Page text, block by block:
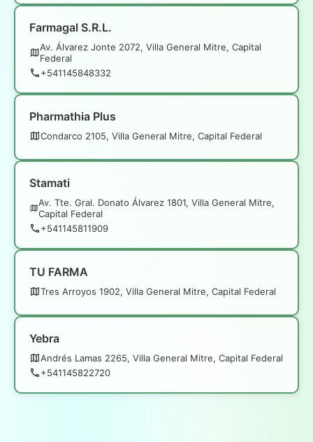
Farmagal S.R.L.
Av. Álvarez Jonte 2072, Villa General Mitre, Capital
Federal
+541145848332
Pharmathia Plus
Condarco 2105, Villa General Mitre, Capital Federal
Stamati
Av. Tte. Gral. Donato Álvarez 1801, Villa General Mitre,
Capital Federal
+541145811909
TU FARMA
Tres Arroyos 1902, Villa General Mitre, Capital Federal
Yebra
Andrés Lamas 2265, Villa General Mitre, Capital Federal
+541145822720